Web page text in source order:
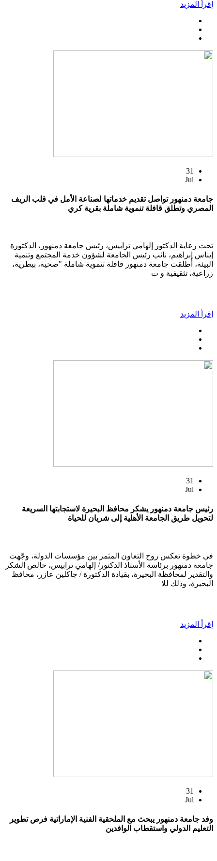
إقرأ المزيد
31
Jul
جامعة دمنهور تواصل تقديم خدماتها لصناعة الأمل في قلب الريف
المصري وتطلق قافلة تنموية شاملة بقرية كري
تحت رعاية الدكتور إلهامي ترابيس، رئيس جامعة دمنهور، الدكتورة
إيناس إبراهيم، نائب رئيس الجامعة لشؤون خدمة المجتمع وتنمية
البيئة، أطلقت جامعة دمنهور قافلة تنموية شاملة "صحية، بيطرية،
زراعية، تثقيفية و ت
إقرأ المزيد
31
Jul
رئيس جامعة دمنهور يشكر محافظ البحيرة لاستجابتها السريعة
لتحويل طريق الجامعة الأهلية إلى شريان للحياة
في خطوة تعكس روح التعاون المثمر بين مؤسسات الدولة، وجّهت
جامعة دمنهور برئاسة الأستاذ الدكتور/ إلهامي ترابيس، خالص الشكر
والتقدير لمحافظة البحيرة، بقيادة الدكتورة / جاكلين عازر، محافظ
البحيرة، وذلك للا
إقرأ المزيد
31
Jul
وفد جامعة دمنهور يبحث مع الملحقية الفنية الإماراتية فرص تطوير
التعليم الدولي واستقطاب الوافدين